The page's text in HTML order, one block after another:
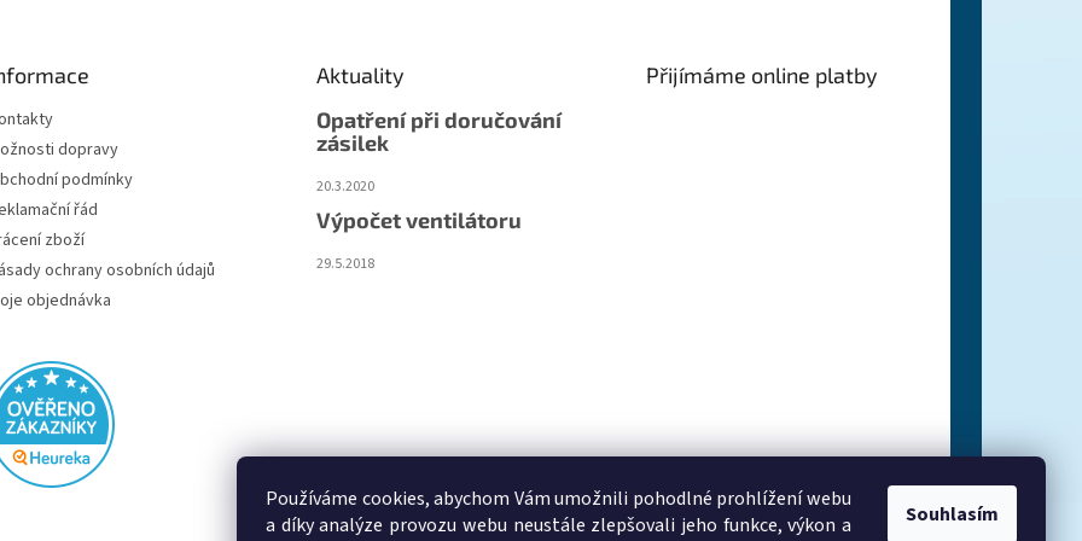
Používáme cookies, abychom Vám umožnili pohodlné prohlížení webu
a díky analýze provozu webu neustále zlepšovali jeho funkce, výkon a
Souhlasím
dopravy
podmínky
řád
zboží
ochrany osobních údajů
objednávka
Aktuality
Opatření při doručování
zásilek
20.3.2020
Výpočet ventilátoru
29.5.2018
Přijímáme online platby